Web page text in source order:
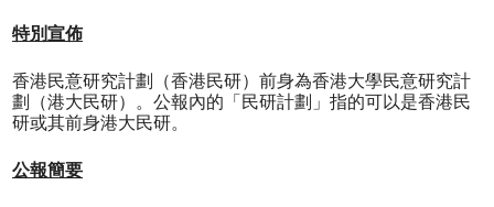
特別宣佈
香港民意研究計劃（香港民研）前身為香港大學民意研究計
劃（港大民研）。公報內的「民研計劃」指的可以是香港民
研或其前身港大民研。
公報簡要